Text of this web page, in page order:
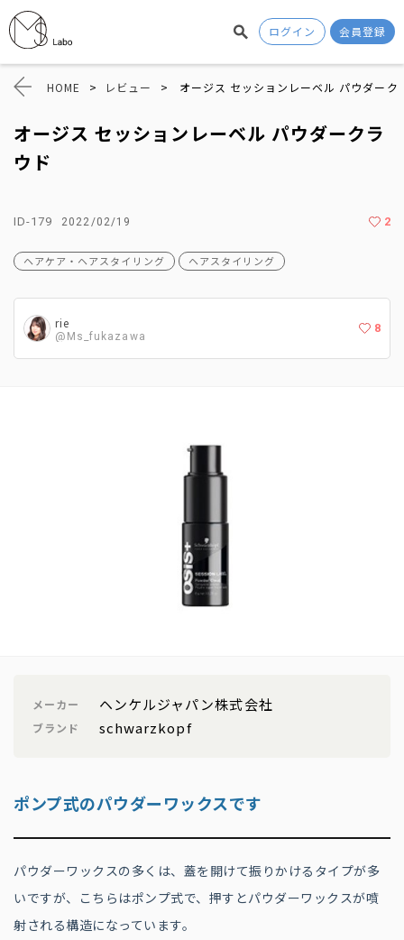
ログイン 会員登録
HOME > レビュー > オージス セッションレーベル パウダーク
オージス セッションレーベル パウダークラ
ウド
ID-179 2022/02/19 2
ヘアケア・ヘアスタイリング ヘアスタイリング
rie
@Ms_fukazawa
8
メーカー ヘンケルジャパン株式会社
ブランド schwarzkopf
ポンプ式のパウダーワックスです
パウダーワックスの多くは、蓋を開けて振りかけるタイプが多
いですが、こちらはポンプ式で、押すとパウダーワックスが噴
射される構造になっています。